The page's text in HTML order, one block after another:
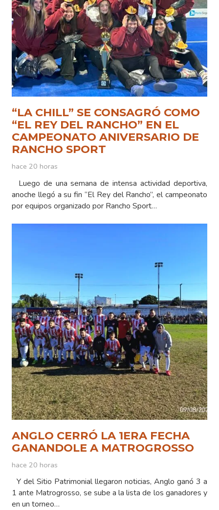
“LA CHILL” SE CONSAGRÓ COMO
“EL REY DEL RANCHO” EN EL
CAMPEONATO ANIVERSARIO DE
RANCHO SPORT
hace 20 horas
Luego de una semana de intensa actividad deportiva,
anoche llegó a su fin “El Rey del Rancho”, el campeonato
por equipos organizado por Rancho Sport…
ANGLO CERRÓ LA 1ERA FECHA
GANANDOLE A MATROGROSSO
hace 20 horas
Y del Sitio Patrimonial llegaron noticias, Anglo ganó 3 a
1 ante Matrogrosso, se sube a la lista de los ganadores y
en un torneo…